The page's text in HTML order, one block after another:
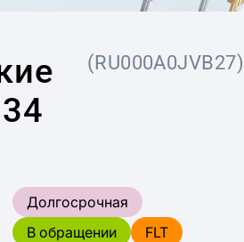
(RU000A0JVB27)
Долгосрочная
В обращении
FLT